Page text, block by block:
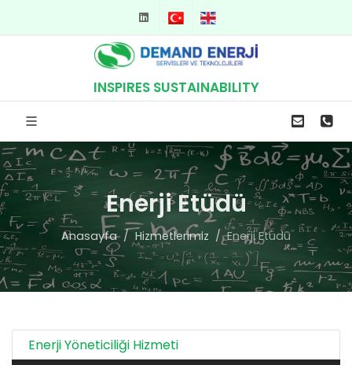
TR EN
INSPIRES SUSTAINABILITY
Enerji Etüdü
Anasayfa Hizmetlerimiz Enerji Etüdü
Enerji Yöneticiliği Hizmeti